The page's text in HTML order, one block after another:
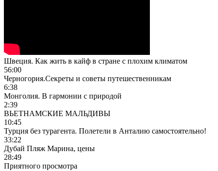
Швеция. Как жить в кайф в стране с плохим климатом
56:00
Черногория.Секреты и советы путешественникам
6:38
Монголия. В гармонии с природой
2:39
ВЬЕТНАМСКИЕ МАЛЬДИВЫ
10:45
Турция без турагента. Полетели в Анталию самостоятельно!
33:22
Дубай Пляж Марина, цены
28:49
Приятного просмотра